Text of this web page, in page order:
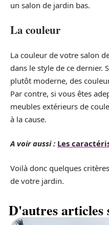
un salon de jardin bas.
La couleur
La couleur de votre salon
dans le style de ce dernier.
plutôt moderne, des
Par contre, si vous êtes
meubles extérieurs de
à la cause.
A voir aussi : Les
Voilà donc quelques
de votre jardin.
D'autres articles